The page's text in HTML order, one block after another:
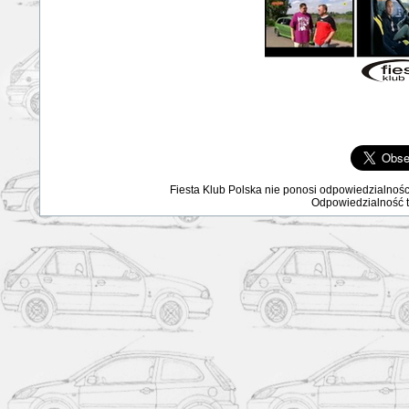
Fiesta Klub Polska nie ponosi
Odpowiedzialność